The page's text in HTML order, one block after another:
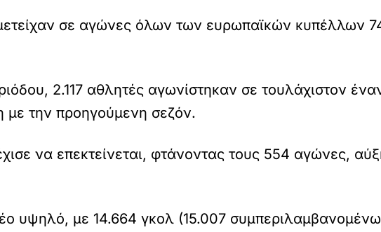
σε αγώνες όλων των ευρωπαϊκών κυπέλλων
2.117 αθλητές αγωνίστηκαν σε τουλάχιστον
με την προηγούμενη σεζόν.
να επεκτείνεται, φτάνοντας τους 554 αγώνες,
υψηλό, με 14.664 γκολ (15.007